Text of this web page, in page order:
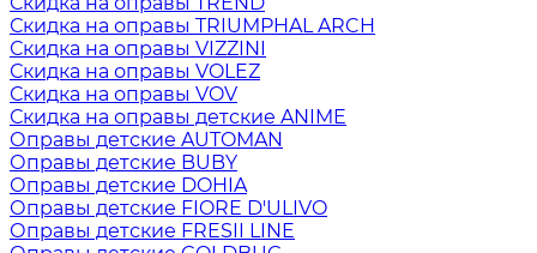
Скидка на оправы TRIUMPHAL ARCH
Скидка на оправы VIZZINI
Скидка на оправы VOLEZ
Скидка на оправы VOV
Скидка на оправы детские ANIME
Оправы детские AUTOMAN
Оправы детские BUBY
Оправы детские DOHIA
Оправы детские FIORE D'ULIVO
Оправы детские FRESII LINE